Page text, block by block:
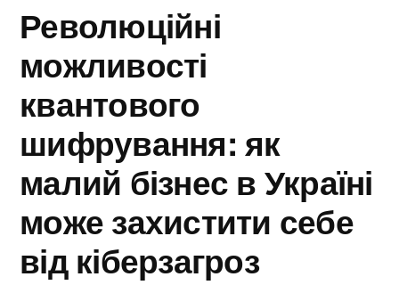
Революційні
можливості
квантового
шифрування: як
малий бізнес в Україні
може захистити себе
від кіберзагроз